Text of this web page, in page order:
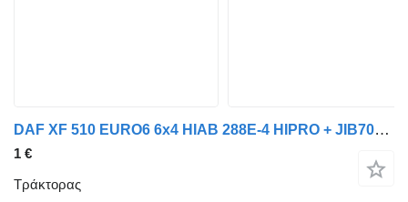
DAF XF 510 EURO6 6x4 HIAB 288E-4 HIPRO + JIB70X-3
1 €
Τράκτορας